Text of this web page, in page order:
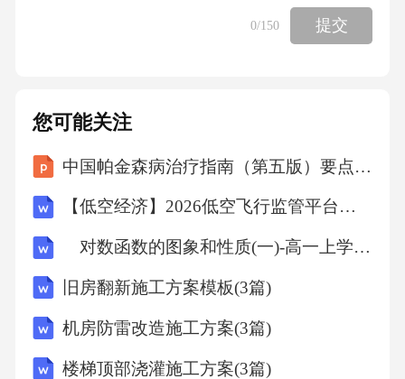
普太阳能技术风能技术地热能技术生物质能技
术可视化数据展示能源消耗图表碳排放计算器
量等，便于对比和分析。根据家庭能源消耗情
况，计算碳排放量，帮助用户了解自身对环境
的影响。定期生成家庭能源使用报告，总结能
展示在大屏幕上，便于家庭成员随时了解能源
使用状况，激发节能意识。05政策保障机制法
规标准解读制定和完善低碳相关法律法规，明
确低碳教育的法律地位和实施要求。低碳法律
0/150 提交
您可能关注
中国帕金森病治疗指南（第五版）要点内容解读课件
【低空经济】2026低空飞行监管平台设计方案
对数函数的图象和性质(一)-高一上学期数学课时作业人教版A版（含解析）
旧房翻新施工方案模板(3篇)
机房防雷改造施工方案(3篇)
楼梯顶部浇灌施工方案(3篇)